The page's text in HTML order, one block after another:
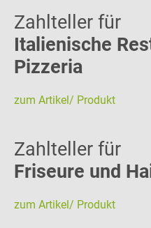
Zahlteller für
Italienische
Pizzeria
zum Artikel/ Produkt
Zahlteller für
Friseure und
zum Artikel/ Produkt